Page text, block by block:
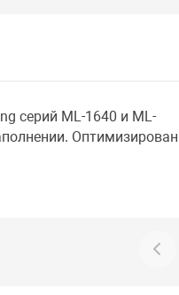
серий ML-1640 и ML-
Оптимизирован